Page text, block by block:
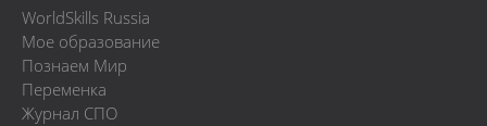
WorldSkills Russia
Мое образование
Познаем Мир
Переменка
Журнал СПО